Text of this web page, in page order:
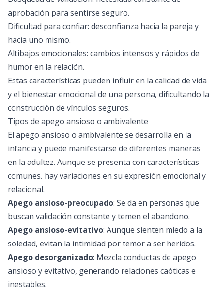
aprobación para sentirse seguro.
Dificultad para confiar: desconfianza hacia la pareja y
hacia uno mismo.
Altibajos emocionales: cambios intensos y rápidos de
humor en la relación.
Estas características pueden influir en la calidad de vida
y el bienestar emocional de una persona, dificultando la
construcción de vínculos seguros.
Tipos de apego ansioso o ambivalente
El apego ansioso o ambivalente se desarrolla en la
infancia y puede manifestarse de diferentes maneras
en la adultez. Aunque se presenta con características
comunes, hay variaciones en su expresión emocional y
relacional.
Apego ansioso-preocupado: Se da en personas que
buscan validación constante y temen el abandono.
Apego ansioso-evitativo: Aunque sienten miedo a la
soledad, evitan la intimidad por temor a ser heridos.
Apego desorganizado: Mezcla conductas de apego
ansioso y evitativo, generando relaciones caóticas e
inestables.